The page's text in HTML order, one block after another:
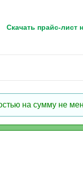
Скачать прайс-лист
на сумму не